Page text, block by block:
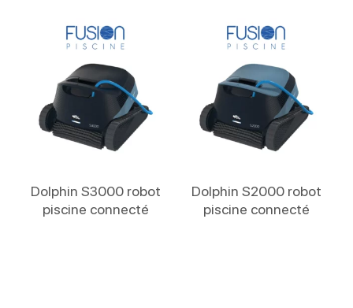
Dolphin S3000 robot
piscine connecté
Dolphin S2000 robot
piscine connecté